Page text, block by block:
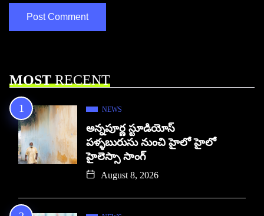
MOSTRECENT
NEWS
అన్నపూర్ణ స్టూడియోస్
పళ్ళబురుసు నుంచి హైలో హైలో
హైలెస్సా సాంగ్
August 8, 2026